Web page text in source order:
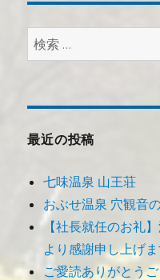
検
索:
最近の投稿
七味温泉 山王荘
おぶせ温泉 穴観音
【社長就任のお礼
より感謝申し上げま
ご愛読ありがとうご